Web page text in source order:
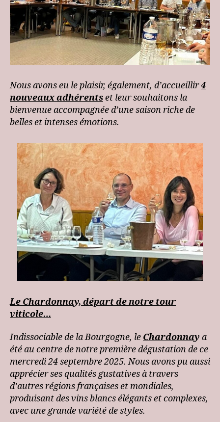
Nous avons eu le plaisir, également, d’accueillir4
nouveaux adhérentset leur souhaitons la
bienvenue accompagnée d’une saison riche de
belles et intenses émotions.
Le Chardonnay, départ de notre tour
viticole…
Indissociable de la Bourgogne, le Chardonnay a
été au centre de notre première dégustation de ce
mercredi 24 septembre 2025. Nous avons pu aussi
apprécier ses qualités gustatives à travers
d’autres régions françaises et mondiales,
produisant des vins blancs élégants et complexes,
avec une grande variété de styles.